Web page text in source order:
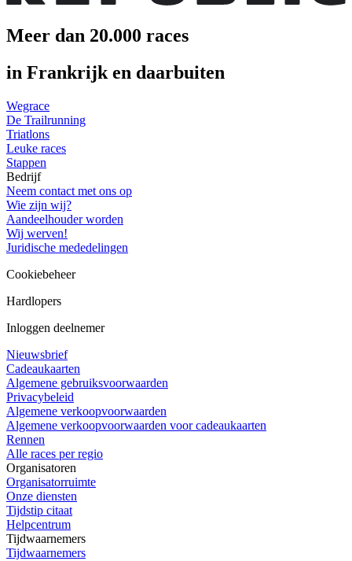
Meer dan 20.000 races
in Frankrijk en daarbuiten
Wegrace
De Trailrunning
Triatlons
Leuke races
Stappen
Bedrijf
Neem contact met ons op
Wie zijn wij?
Aandeelhouder worden
Wij werven!
Juridische mededelingen
Cookiebeheer
Hardlopers
Inloggen deelnemer
Nieuwsbrief
Cadeaukaarten
Algemene gebruiksvoorwaarden
Privacybeleid
Algemene verkoopvoorwaarden
Algemene verkoopvoorwaarden voor cadeaukaarten
Rennen
Alle races per regio
Organisatoren
Organisatorruimte
Onze diensten
Tijdstip citaat
Helpcentrum
Tijdwaarnemers
Tijdwaarnemers